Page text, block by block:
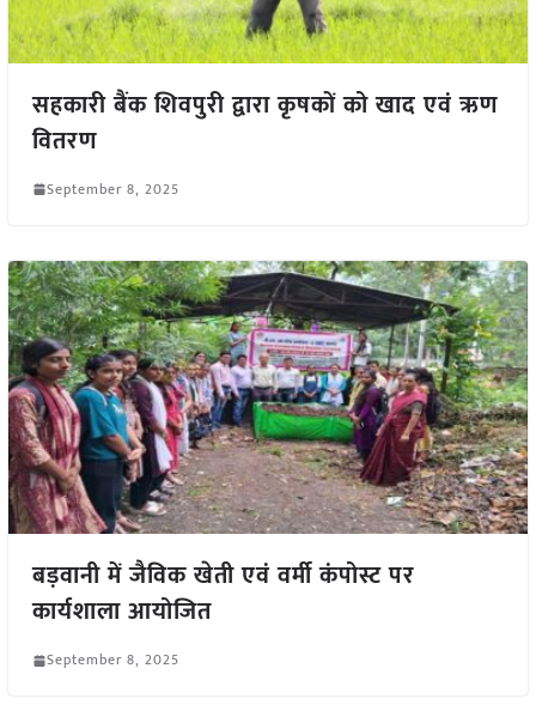
सहकारी बैंक शिवपुरी द्वारा कृषकों को खाद एवं ऋण
वितरण
September 8, 2025
बड़वानी में जैविक खेती एवं वर्मी कंपोस्ट पर
कार्यशाला आयोजित
September 8, 2025